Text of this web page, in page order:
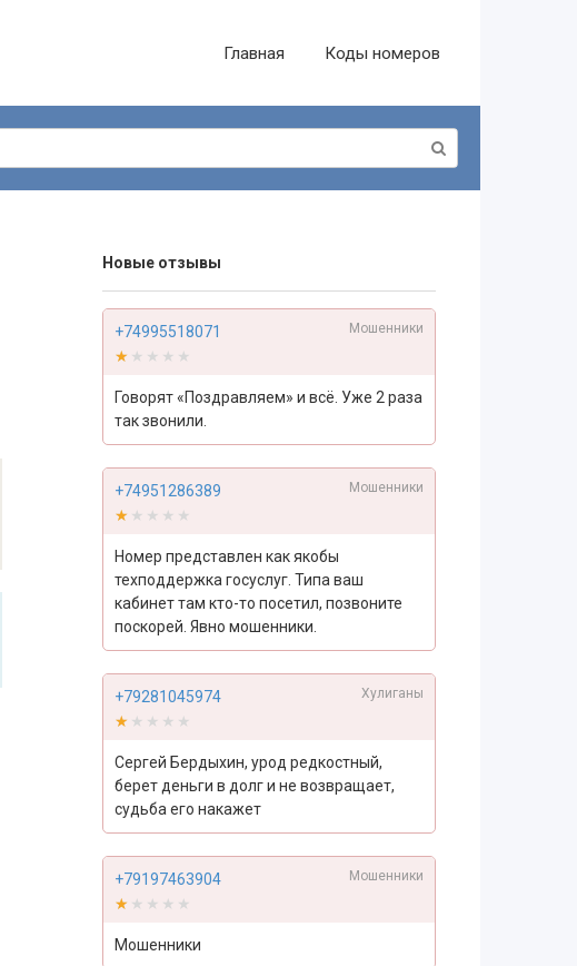
Главная Коды номеров
Новые отзывы
+74995518071 Мошенники
★★★★★
★★★★★
Говорят «Поздравляем» и всё. Уже 2 раза
так звонили.
+74951286389 Мошенники
★★★★★
★★★★★
Номер представлен как якобы
техподдержка госуслуг. Типа ваш
кабинет там кто-то посетил, позвоните
поскорей. Явно мошенники.
+79281045974 Хулиганы
★★★★★
★★★★★
Сергей Бердыхин, урод редкостный,
берет деньги в долг и не возвращает,
судьба его накажет
+79197463904 Мошенники
★★★★★
★★★★★
Мошенники